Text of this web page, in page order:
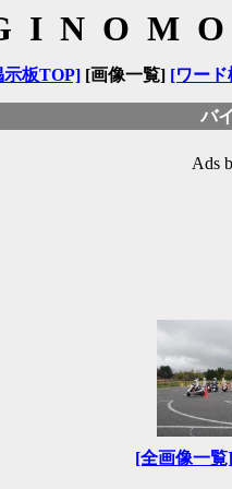
示板TOP][画像一覧] [ワード
バ
Ads
[全画像一覧]